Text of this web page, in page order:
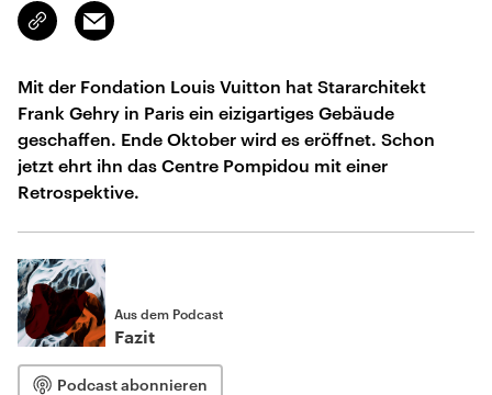
Link
kopieren/teilen
Email
Mit der Fondation Louis Vuitton hat Stararchitekt
Frank Gehry in Paris ein eizigartiges Gebäude
geschaffen. Ende Oktober wird es eröffnet. Schon
jetzt ehrt ihn das Centre Pompidou mit einer
Retrospektive.
Aus dem Podcast
Fazit
Podcast abonnieren